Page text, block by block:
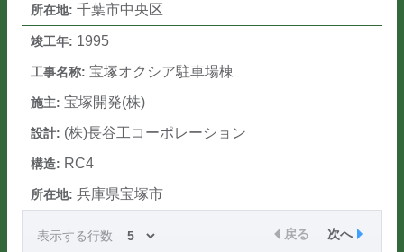
千葉市中央区
1995
宝塚オクシア駐車場棟
宝塚開発(株)
(株)長谷工コーポレーション
RC4
兵庫県宝塚市
表示する行数 戻る 次へ